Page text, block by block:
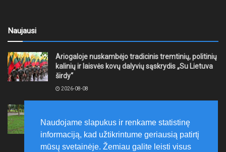
Naujausi
Ariogaloje nuskambėjo tradicinis tremtinių, politinių
kalinių ir laisvės kovų dalyvių sąskrydis „Su Lietuva
širdy“
2026-08-08
laikytis Kelių eismo taisyklių, tausoti aplinką
2026-08-08
Naudojame slapukus ir renkame statistinę
informaciją, kad užtikrintume geriausią patirtį
mūsų svetainėje. Žemiau galite leisti visus